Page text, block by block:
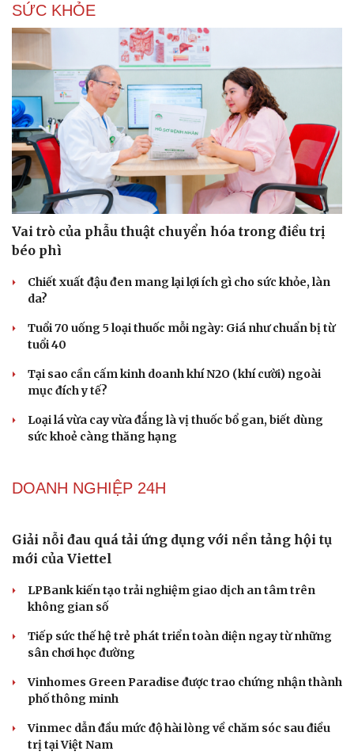
Du lịch
Tư vấn
Săn Tour
check-in
Podcast
Câu chuyện thời sự
Đọc truyện đêm khuya
Cửa sổ tình yêu
SỨC KHỎE
Vai trò của phẫu thuật chuyển hóa trong điều trị
béo phì
Chiết xuất đậu đen mang lại lợi ích gì cho sức khỏe, làn
da?
Tuổi 70 uống 5 loại thuốc mỗi ngày: Giá như chuẩn bị từ
tuổi 40
Tại sao cần cấm kinh doanh khí N2O (khí cười) ngoài
mục đích y tế?
Loại lá vừa cay vừa đắng là vị thuốc bổ gan, biết dùng
sức khoẻ càng thăng hạng
DOANH NGHIỆP 24H
Giải nỗi đau quá tải ứng dụng với nền tảng hội tụ
mới của Viettel